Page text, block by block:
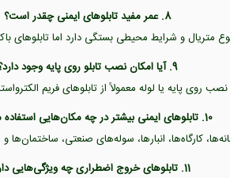
8. عمر مفید تابلوهای ایمنی چقدر است؟
متریال و شرایط محیطی بستگی دارد اما تابلوهای
9. آیا امکان نصب تابلو روی پایه وجود دارد؟
نصب روی پایه یا لوله معمولاً از تابلوهای فریم
10. تابلوهای ایمنی بیشتر در چه مکان‌هایی استفاده می‌شوند؟
کارگاه‌ها، انبارها، سوله‌های صنعتی،
11. تابلوهای خروج اضطراری چه ویژگی‌هایی دارند؟